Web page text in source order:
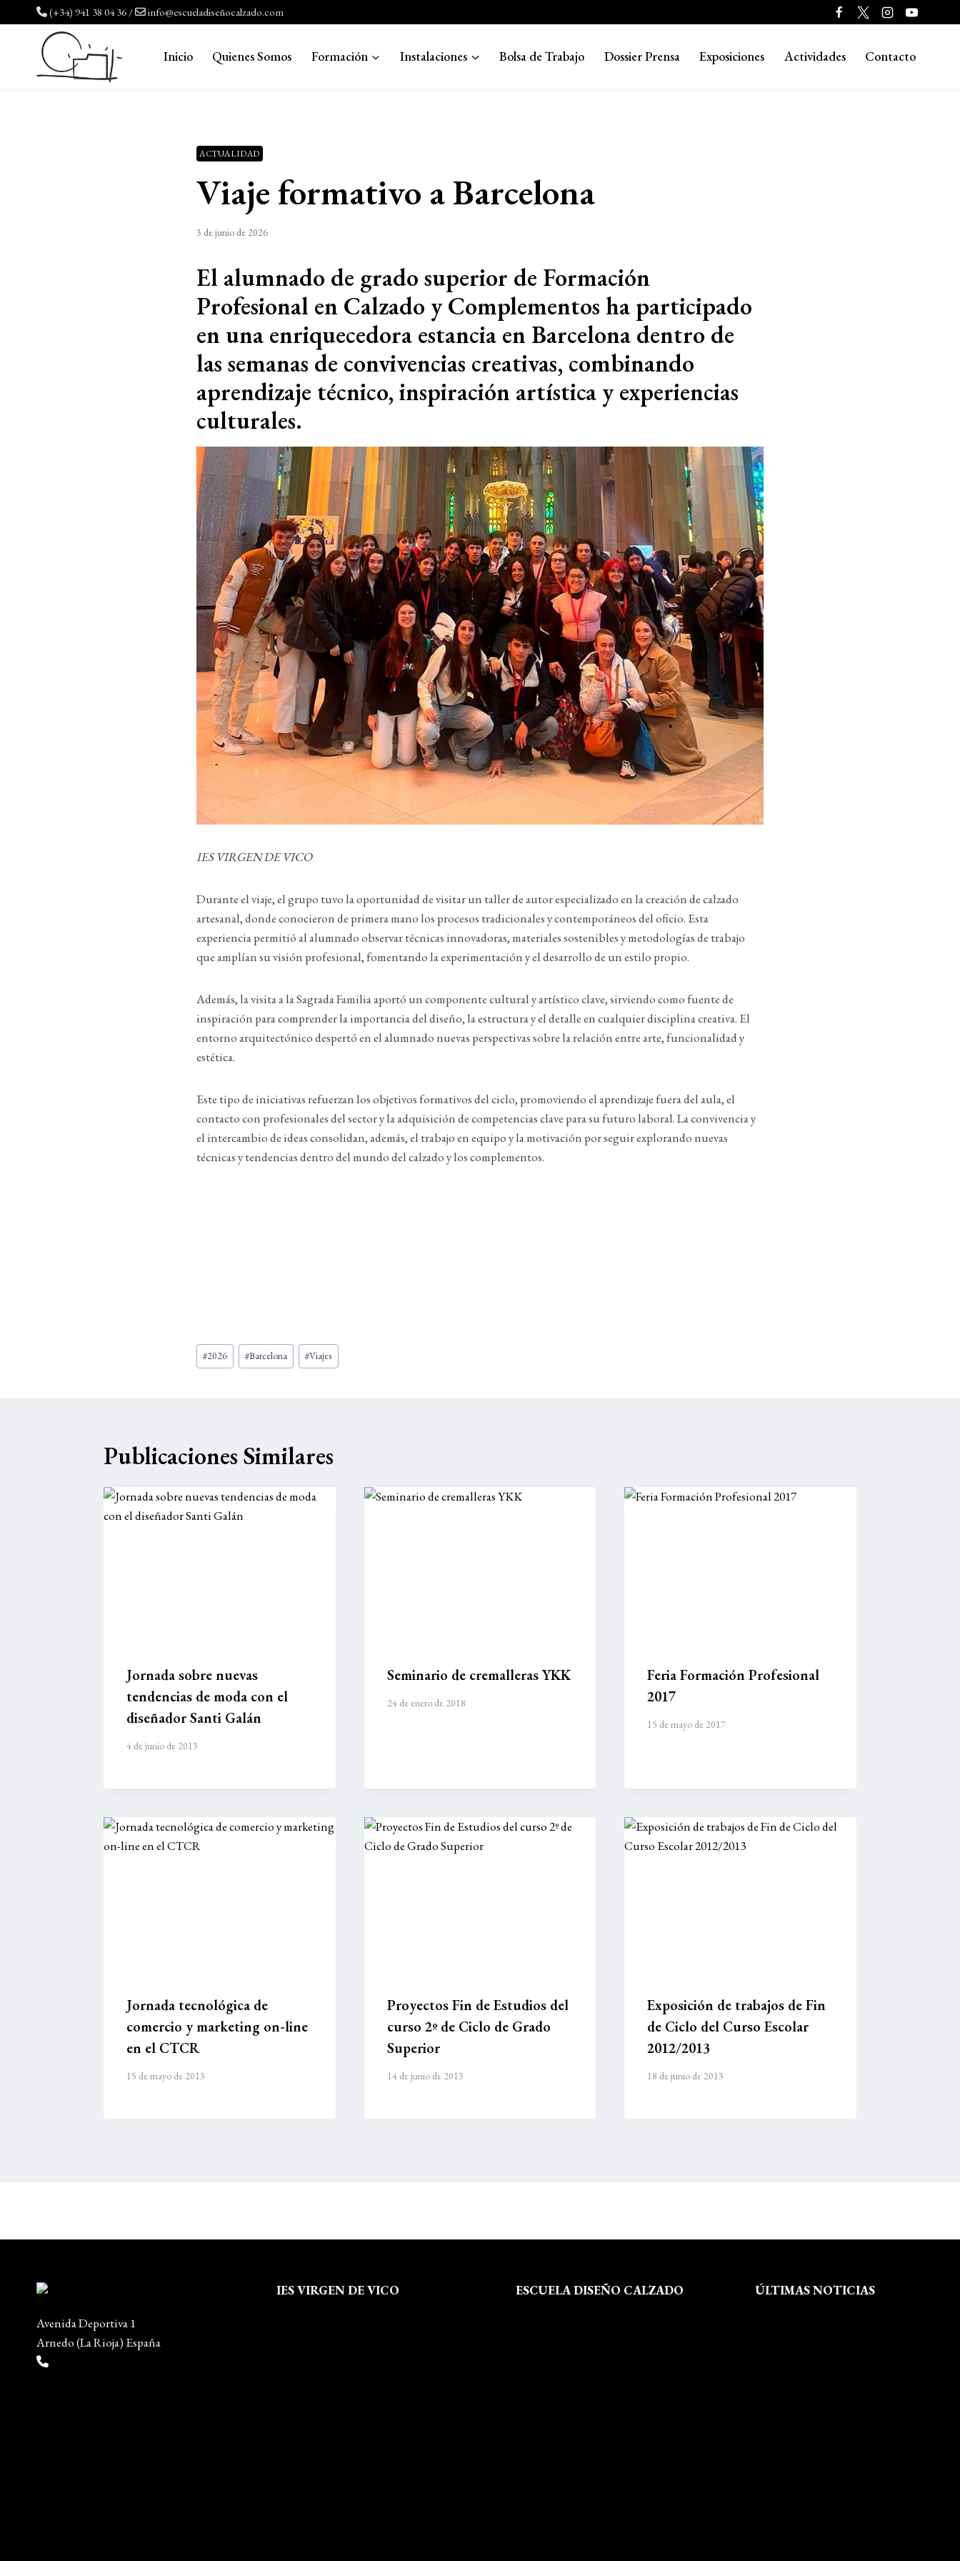
al
contenido
(+34) 941 38 04 36 / info@escueladiseñocalzado.com
Inicio Quienes Somos Formación Instalaciones Bolsa de Trabajo Dossier Prensa Exposiciones Actividades Contacto
ACTUALIDAD
Viaje formativo a Barcelona
3 de junio de 2026
El alumnado de grado superior de Formación
Profesional en Calzado y Complementos ha participado
en una enriquecedora estancia en Barcelona dentro de
las semanas de convivencias creativas, combinando
aprendizaje técnico, inspiración artística y experiencias
culturales.
IES VIRGEN DE VICO
Durante el viaje, el grupo tuvo la oportunidad de visitar un taller de autor especializado en la creación de calzado
artesanal, donde conocieron de primera mano los procesos tradicionales y contemporáneos del oficio. Esta
experiencia permitió al alumnado observar técnicas innovadoras, materiales sostenibles y metodologías de trabajo
que amplían su visión profesional, fomentando la experimentación y el desarrollo de un estilo propio.
Además, la visita a la Sagrada Familia aportó un componente cultural y artístico clave, sirviendo como fuente de
inspiración para comprender la importancia del diseño, la estructura y el detalle en cualquier disciplina creativa. El
entorno arquitectónico despertó en el alumnado nuevas perspectivas sobre la relación entre arte, funcionalidad y
estética.
Este tipo de iniciativas refuerzan los objetivos formativos del ciclo, promoviendo el aprendizaje fuera del aula, el
contacto con profesionales del sector y la adquisición de competencias clave para su futuro laboral. La convivencia y
el intercambio de ideas consolidan, además, el trabajo en equipo y la motivación por seguir explorando nuevas
técnicas y tendencias dentro del mundo del calzado y los complementos.
Etiquetas
de
#2026 #Barcelona #Viajes
Publicaciones Similares
Jornada sobre nuevas
tendencias de moda con el
diseñador Santi Galán
4 de junio de 2013
Seminario de cremalleras YKK
24 de enero de 2018
Feria Formación Profesional
2017
15 de mayo de 2017
Jornada tecnológica de
comercio y marketing on-line
en el CTCR
15 de mayo de 2013
Proyectos Fin de Estudios del
curso 2º de Ciclo de Grado
Superior
14 de junio de 2013
Exposición de trabajos de Fin
de Ciclo del Curso Escolar
2012/2013
18 de junio de 2013
Avenida Deportiva 1
Arnedo (La Rioja) España
IES VIRGEN DE VICO
ESCUELA DISEÑO CALZADO
ÚLTIMAS NOTICIAS